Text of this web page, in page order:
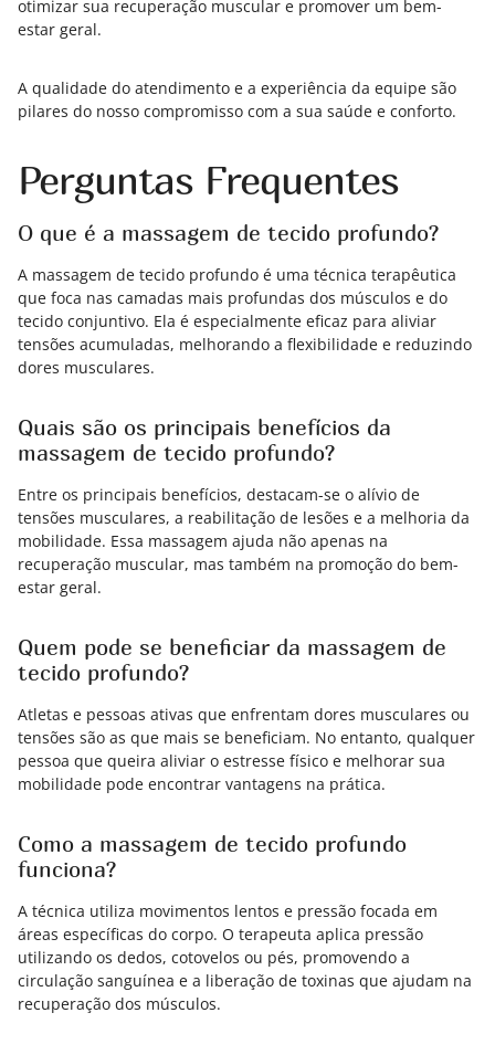
otimizar sua recuperação muscular e promover um bem-
estar geral.
A qualidade do atendimento e a experiência da equipe são
pilares do nosso compromisso com a sua saúde e conforto.
Perguntas Frequentes
O que é a massagem de tecido profundo?
A massagem de tecido profundo é uma técnica terapêutica
que foca nas camadas mais profundas dos músculos e do
tecido conjuntivo. Ela é especialmente eficaz para aliviar
tensões acumuladas, melhorando a flexibilidade e reduzindo
dores musculares.
Quais são os principais benefícios da
massagem de tecido profundo?
Entre os principais benefícios, destacam-se o alívio de
tensões musculares, a reabilitação de lesões e a melhoria da
mobilidade. Essa massagem ajuda não apenas na
recuperação muscular, mas também na promoção do bem-
estar geral.
Quem pode se beneficiar da massagem de
tecido profundo?
Atletas e pessoas ativas que enfrentam dores musculares ou
tensões são as que mais se beneficiam. No entanto, qualquer
pessoa que queira aliviar o estresse físico e melhorar sua
mobilidade pode encontrar vantagens na prática.
Como a massagem de tecido profundo
funciona?
A técnica utiliza movimentos lentos e pressão focada em
áreas específicas do corpo. O terapeuta aplica pressão
utilizando os dedos, cotovelos ou pés, promovendo a
circulação sanguínea e a liberação de toxinas que ajudam na
recuperação dos músculos.